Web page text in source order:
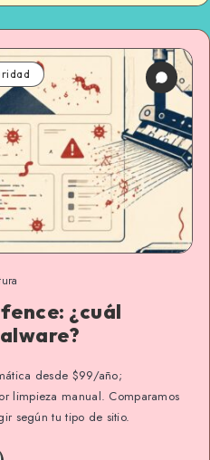
¿cuál
desde $99/año;
limpieza manual. Comparamos
según tu tipo de sitio.